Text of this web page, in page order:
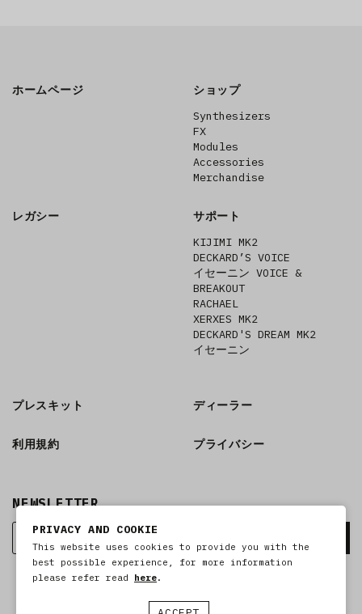
PRIVACY AND COOKIE
This website uses cookies to provide you with the
best possible experience, for more information
please refer read here.
ホームページ
ショップ
Synthesizers
FX
Modules
Accessories
Merchandise
レガシー
サポート
KIJIMI MK2
DECKARD’S VOICE
イセーニン VOICE &
BREAKOUT
RACHAEL
XERXES MK2
DECKARD'S DREAM MK2
イセーニン
プレスキット ディーラー
利用規約 プライバシー
NEWSLETTER